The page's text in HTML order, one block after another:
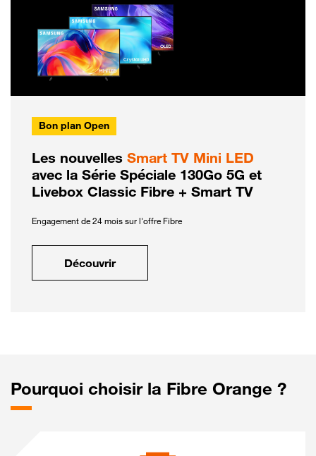
Bon plan Open
Les nouvelles Smart TV Mini LED
avec la Série Spéciale 130Go 5G et
Livebox Classic Fibre + Smart TV
Engagement de 24 mois sur l'offre Fibre
Découvrir
Pourquoi choisir la Fibre Orange ?